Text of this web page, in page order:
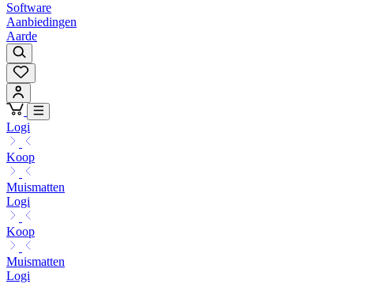
Software
Aanbiedingen
Aarde
Logi
Koop
Muismatten
Logi
Koop
Muismatten
Logi